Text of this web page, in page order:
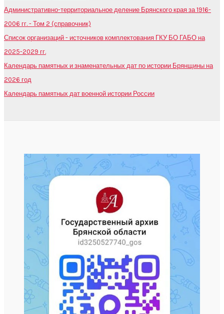
Административно-территориальное деление Брянского края за 1916-
2006 гг. - Том 2 (справочник)
Список организаций - источников комплектования ГКУ БО ГАБО на
2025-2029 гг.
Календарь памятных и знаменательных дат по истории Брянщины на
2026 год
Календарь памятных дат военной истории России